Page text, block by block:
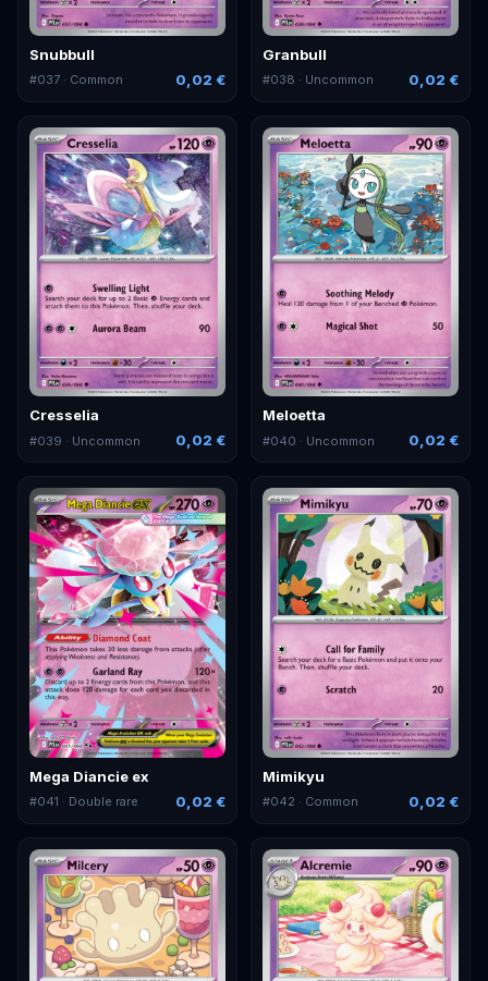
Snubbull
#037 · Common 0,02 €
Granbull
#038 · Uncommon 0,02 €
Cresselia
#039 · Uncommon 0,02 €
Meloetta
#040 · Uncommon 0,02 €
Mega Diancie ex
#041 · Double rare 0,02 €
Mimikyu
#042 · Common 0,02 €